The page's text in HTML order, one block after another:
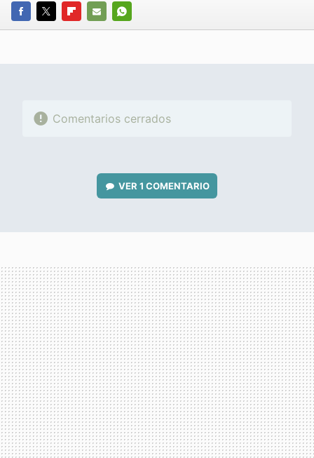
FACEBOOK
TWITTERFLIPBOARD
E-
WHATSAPP
Comentarios cerrados
VER 1 COMENTARIO